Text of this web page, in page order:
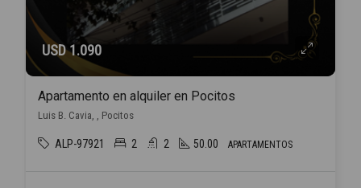
USD 1.090
Apartamento en alquiler en Pocitos
Luis B. Cavia, , Pocitos
ALP-97921 2 2 50.00 APARTAMENTOS